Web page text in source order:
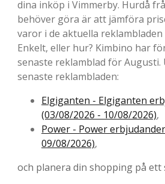
dina inköp i Vimmerby. Hurdå
behöver göra är att jämföra
varor i de aktuella reklambladen
Enkelt, eller hur? Kimbino har
senaste reklamblad för Augusti.
senaste reklambladen:
Elgiganten - Elgiganten
(03/08/2026 - 10/08/2026),
Power - Power
09/08/2026),
och planera din shopping på ett